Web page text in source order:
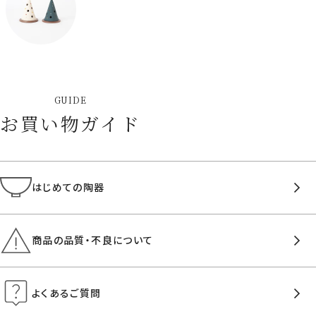
GUIDE
お買い物ガイド
はじめての陶器
商品の品質・不良について
よくあるご質問